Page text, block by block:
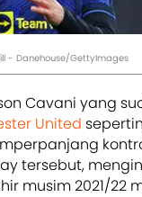
- Danehouse/GettyImages
Cavani yang
United
tersebut,
musim 2021/22